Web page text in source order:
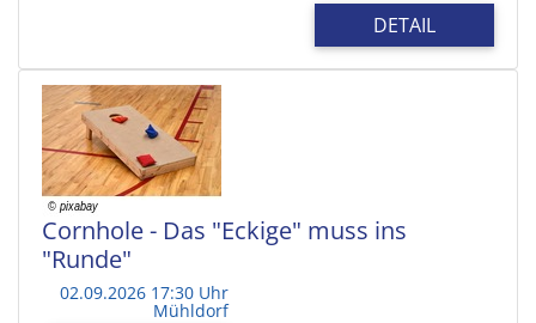
DETAIL
Cornhole - Das "Eckige" muss ins
"Runde"
02.09.2026 17:30 Uhr
Mühldorf